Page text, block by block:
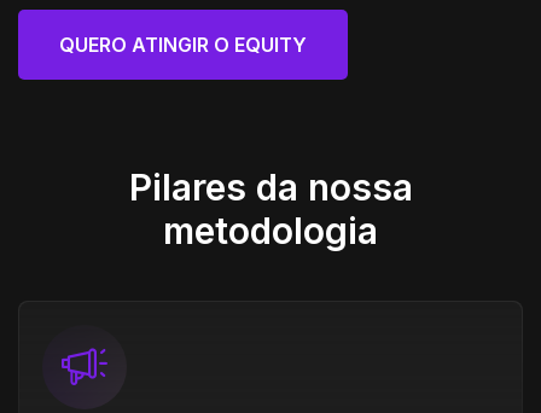
QUERO ATINGIR O EQUITY
Pilares da nossa
metodologia